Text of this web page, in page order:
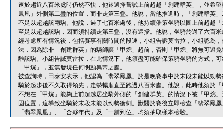
速於趨近八百米處時仍然不快，他遂選擇嘗試上前超越「創建群英」，並希
鳳凰」外側第二疊的位置，而非走第三疊。他說，當他推進時，「創建群英
不足以超越該兩駒。他說，過了七百米處後，他持續催策坐騎以圖上前超越
至足以超越該駒，因而須持續走第三疊，沒有遮擋。他說，坐騎於過了六百
經考慮所有情況後，包括賽事有關時間的段速，小組告訴莫雷拉，小組認為
法，因為除非「創建群英」的騎師讓「甲烷」超前，否則「甲烷」將無可避
離該駒。小組告誡莫雷拉，在此情況下，他須盡可能確保策騎坐騎的方式，
「甲烷」，並無發現任何明顯異常之處。
被查詢時，田泰安表示，他認為「翡翠鳳凰」於是晚賽事中於末段未能以勁
騎於起步後不久取得領先，走勢暢順直至跑過八百米處。他說，此時他須於
不想在「甲烷」能夠上前超越居坐騎外側的「創建群英」的情況下被「甲烷
固位置，這導致坐騎於末段未能以勁勢衝刺。獸醫於賽後立即檢查「翡翠鳳
「翡翠鳳凰」、「合夥年代」及「一舖到位」均須抽取樣本檢驗。